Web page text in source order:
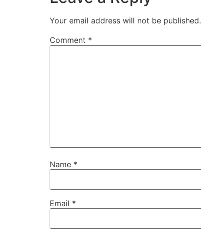
Your email address will not be published.
Comment *
Name *
Email *